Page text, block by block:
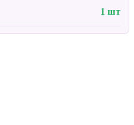
1 шт